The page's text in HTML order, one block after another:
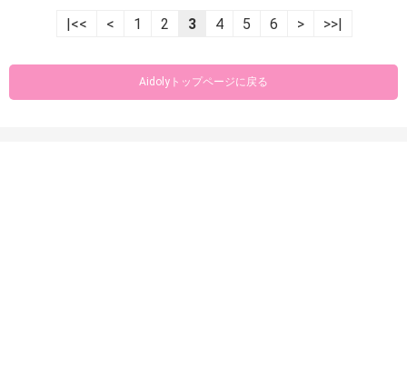
|<< < 1 2 3 4 5 6 > >>|
Aidolyトップページに戻る